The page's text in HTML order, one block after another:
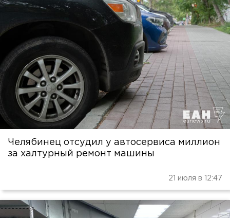
Челябинец отсудил у автосервиса миллион
за халтурный ремонт машины
21 июля в 12:47